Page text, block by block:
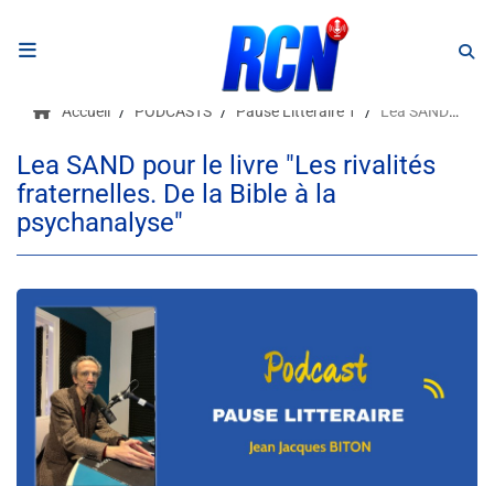
RADIO
Podcasts
Programmes
Equipe
Faire un don
Evènements
Météo Nice
Accueil PODCASTS Pause Littéraire 1 Lea SAND pour le livre "Les rivalités fraternelles. De la Bible à la psychanalyse"
Lea SAND pour le livre "Les rivalités
fraternelles. De la Bible à la
psychanalyse"